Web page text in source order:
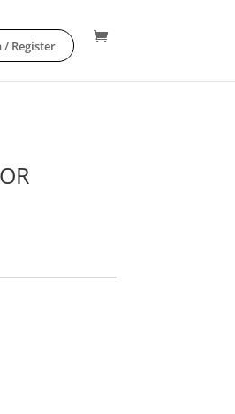
/ Register